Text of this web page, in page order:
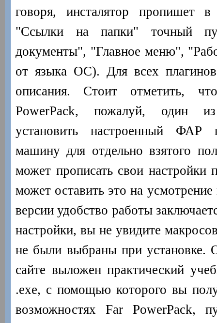
говоря, инсталятор пропишет
"Ссылки на папки" точный
документы", "Главное меню",
от языка ОС). Для всех
описания. Стоит отметить,
PowerPack, пожалуй, один
установить настроенный ФАР
машину для отдельно взятого
может прописать свои настройки
может оставить это на
версии удобство работы
настройки, вы не увидите
не были выбраны при установке.
сайте выложен практический
.exe, с помощью которого вы
возможностях Far PowerPack,